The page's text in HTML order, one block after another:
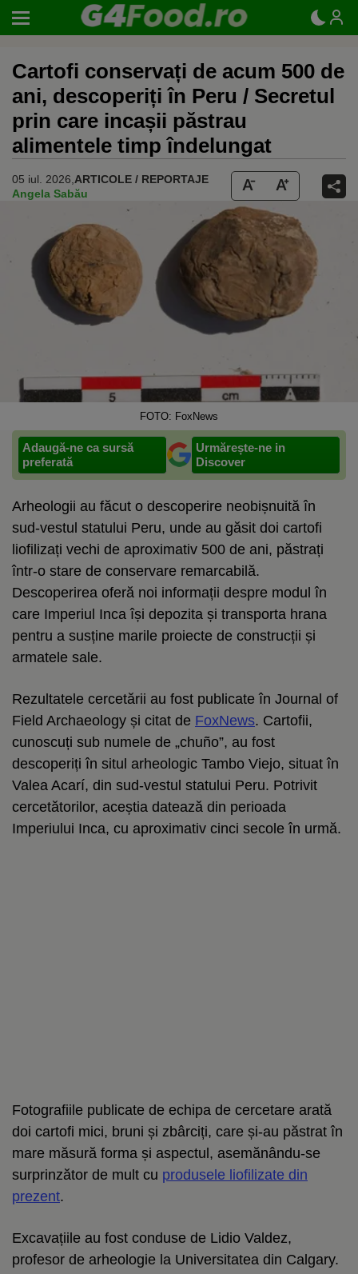
Cartofi conservați de acum 500 de
ani, descoperiți în Peru / Secretul
prin care incașii păstrau
alimentele timp îndelungat
05 iul. 2026, ARTICOLE / REPORTAJE
Angela Sabău
FOTO: FoxNews
Adaugă-ne ca sursă
preferată
Urmărește-ne in
Discover
Arheologii au făcut o descoperire neobișnuită în
sud-vestul statului Peru, unde au găsit doi cartofi
liofilizați vechi de aproximativ 500 de ani, păstrați
într-o stare de conservare remarcabilă.
Descoperirea oferă noi informații despre modul în
care Imperiul Inca își depozita și transporta hrana
pentru a susține marile proiecte de construcții și
armatele sale.
Rezultatele cercetării au fost publicate în Journal of
Field Archaeology și citat de FoxNews. Cartofii,
cunoscuți sub numele de „chuño”, au fost
descoperiți în situl arheologic Tambo Viejo, situat în
Valea Acarí, din sud-vestul statului Peru. Potrivit
cercetătorilor, aceștia datează din perioada
Imperiului Inca, cu aproximativ cinci secole în urmă.
Fotografiile publicate de echipa de cercetare arată
doi cartofi mici, bruni și zbârciți, care și-au păstrat în
mare măsură forma și aspectul, asemănându-se
surprinzător de mult cu produsele liofilizate din
prezent.
Excavațiile au fost conduse de Lidio Valdez,
profesor de arheologie la Universitatea din Calgary.